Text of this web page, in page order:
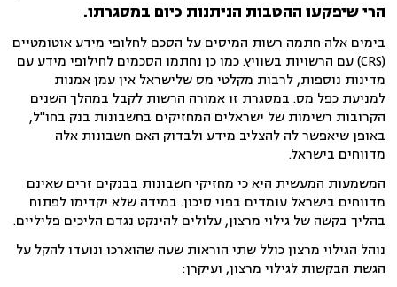
הרי שיפקעו ההטבות הניתנות כיום במסגרתו.
בימים אלה חתמה רשות המיסים על הסכם לחלופי מידע אוטומטיים
(CRS) עם הרשויות בשוויץ. כמו כן נחתמו הסכמים לחילופי מידע עם
מדינות נוספות, לרבות מקלטי מס שלישראל אין עמן אמנות
למניעת כפל מס. במסגרת זו אמורה הרשות לקבל במהלך השנים
הקרובות רשימות של ישראלים המחזיקים בחשבונות בנק בחו"ל,
באופן שיאפשר לה להצליב מידע ולבדוק האם חשבונות אלה
מדווחים בישראל.
המשמעות המעשית היא כי מחזיקי חשבונות בבנקים זרים שאינם
מדווחים בישראל עומדים בפני סיכון. במידה שלא יקדימו לפתוח
בהליך בקשה של גילוי מרצון, עלולים להינקט נגדם הליכים פליליים.
נוהל הגילוי מרצון כולל שתי הוראות שעה שהוארכו ונועדו להקל על
הגשת הבקשות לגילוי מרצון, ועיקרן: